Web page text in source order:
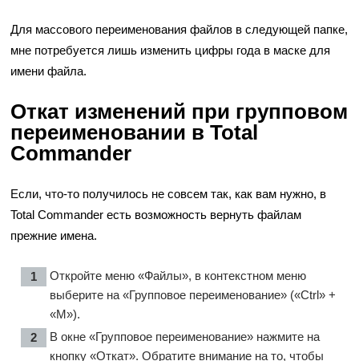
Для массового переименования файлов в следующей папке,
мне потребуется лишь изменить цифры года в маске для
имени файла.
Откат изменений при групповом
переименовании в Total
Commander
Если, что-то получилось не совсем так, как вам нужно, в
Total Commander есть возможность вернуть файлам
прежние имена.
Откройте меню «Файлы», в контекстном меню
выберите на «Групповое переименование» («Ctrl» +
«M»).
В окне «Групповое переименование» нажмите на
кнопку «Откат». Обратите внимание на то, чтобы